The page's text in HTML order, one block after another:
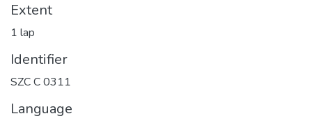
Extent
1 lap
Identifier
SZC C 0311
Language